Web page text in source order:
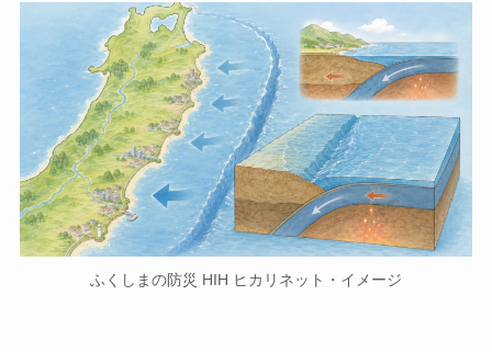
ふくしまの防災 HIH ヒカリネット・イメージ